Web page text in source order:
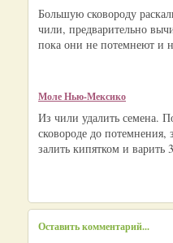
Большую сковороду
чили, предварительно
пока они не потемнеют и
Моле Нью-Мексико
Из чили удалить семена.
сковороде до потемнения,
залить кипятком и
Оставить комментарий...